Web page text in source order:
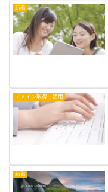
新着
ドメイン取得・活用
新着